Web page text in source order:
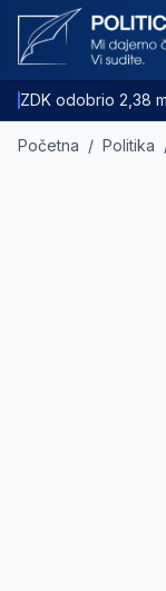
Početna / Politika